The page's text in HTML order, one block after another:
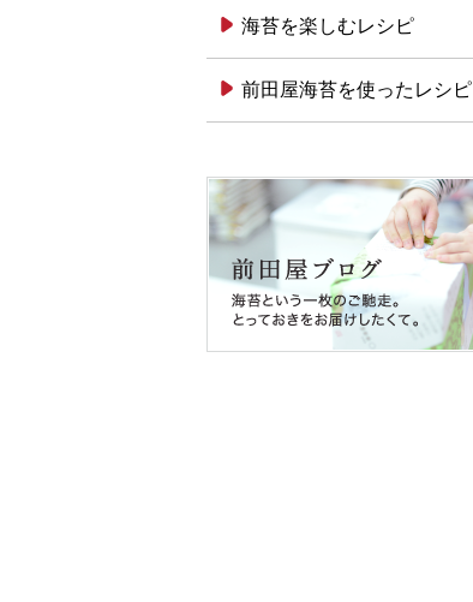
海苔を楽しむレシピ
前田屋海苔を使ったレシピ